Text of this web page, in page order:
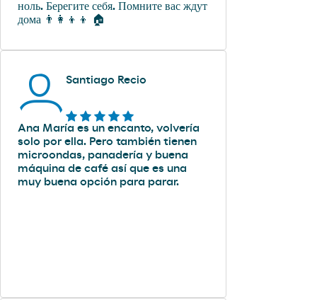
ноль. Берегите себя. Помните вас ждут
дома 👨‍👩‍👦‍👦 🏠
Santiago Recio
Ana María es un encanto, volvería
solo por ella. Pero también tienen
microondas, panadería y buena
máquina de café así que es una
muy buena opción para parar.